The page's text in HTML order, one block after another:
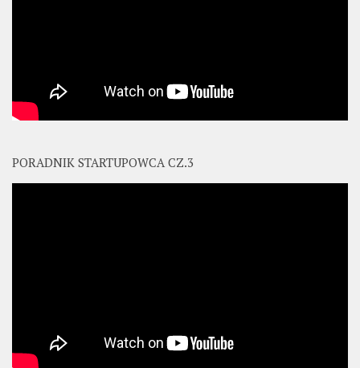
PORADNIK STARTUPOWCA CZ.3